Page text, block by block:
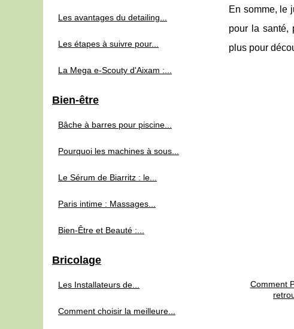
En somme, le
pour la santé,
plus pour
Comment
Les avantages du detailing...
Les étapes à suivre pour...
La Mega e-Scouty d'Aixam :...
Bien-être
Bâche à barres pour piscine...
Pourquoi les machines à sous...
Le Sérum de Biarritz : le...
Paris intime : Massages...
Bien-Être et Beauté :...
Bricolage
Les Installateurs de...
Comment choisir la meilleure...